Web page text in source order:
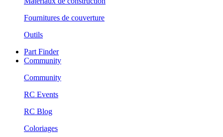
Fournitures de couverture
Outils
Part Finder
Community
Community
RC Events
RC Blog
Coloriages